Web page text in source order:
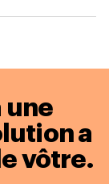
une
a
vôtre.